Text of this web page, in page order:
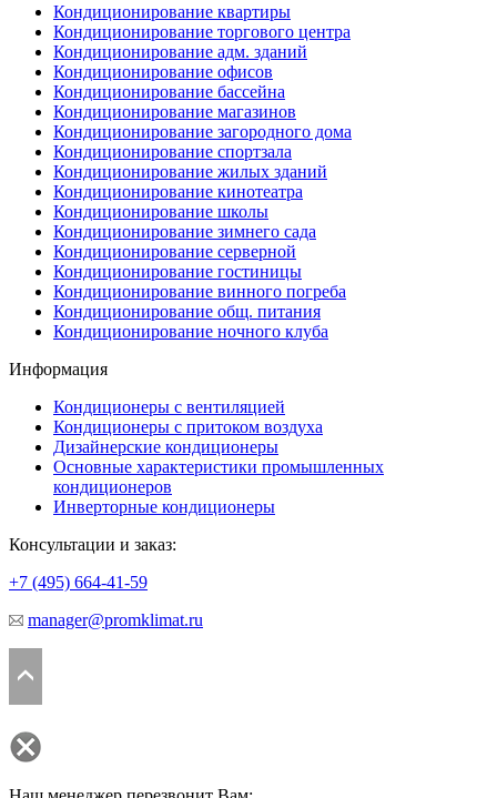
Кондиционирование квартиры
Кондиционирование торгового центра
Кондиционирование адм. зданий
Кондиционирование офисов
Кондиционирование бассейна
Кондиционирование магазинов
Кондиционирование загородного дома
Кондиционирование спортзала
Кондиционирование жилых зданий
Кондиционирование кинотеатра
Кондиционирование школы
Кондиционирование зимнего сада
Кондиционирование серверной
Кондиционирование гостиницы
Кондиционирование винного погреба
Кондиционирование общ. питания
Кондиционирование ночного клуба
Информация
Кондиционеры с вентиляцией
Кондиционеры с притоком воздуха
Дизайнерские кондиционеры
Основные характеристики промышленных
кондиционеров
Инверторные кондиционеры
Консультации и заказ:
+7 (495) 664-41-59
manager@promklimat.ru